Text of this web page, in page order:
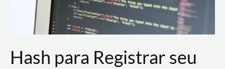
Hash para Registrar seu